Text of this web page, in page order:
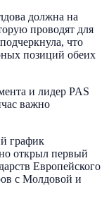
должна на
проводят для
что
позиций обеих
и лидер PAS
важно
график
открыл первый
Европейского
с Молдовой и